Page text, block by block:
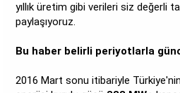
yıllık üretim gibi verileri siz değerli
paylaşıyoruz.
Bu haber belirli periyotlarla
2016 Mart sonu itibariyle